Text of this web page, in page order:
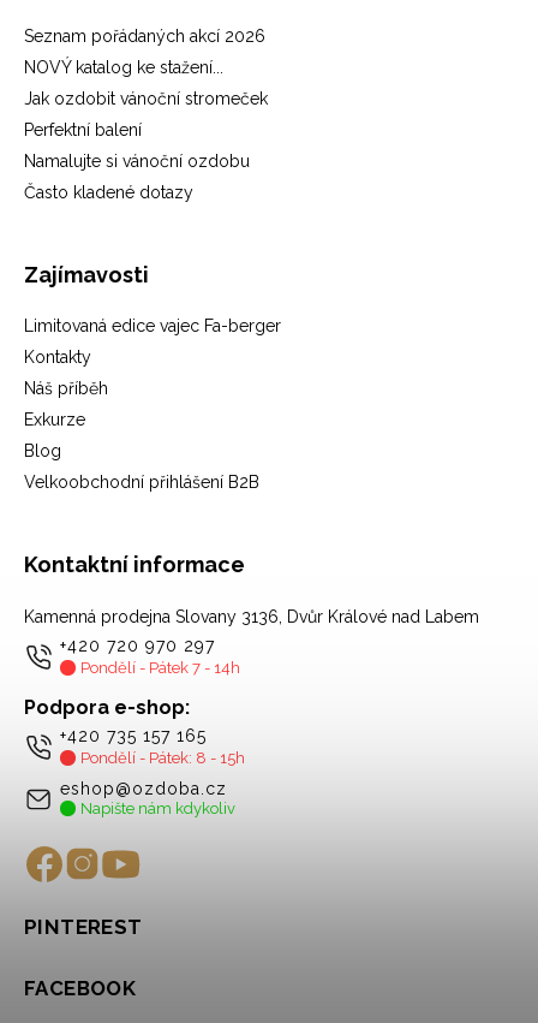
Seznam pořádaných akcí 2026
NOVÝ katalog ke stažení...
Jak ozdobit vánoční stromeček
Perfektní balení
Namalujte si vánoční ozdobu
Často kladené dotazy
Zajímavosti
Limitovaná edice vajec Fa-berger
Kontakty
Náš příběh
Exkurze
Blog
Velkoobchodní přihlášení B2B
Kontaktní informace
Kamenná prodejna Slovany 3136, Dvůr Králové nad Labem
+420 720 970 297
Pondělí - Pátek 7 - 14h
Podpora e-shop:
+420 735 157 165
Pondělí - Pátek: 8 - 15h
eshop@ozdoba.cz
Napište nám kdykoliv
PINTEREST
FACEBOOK